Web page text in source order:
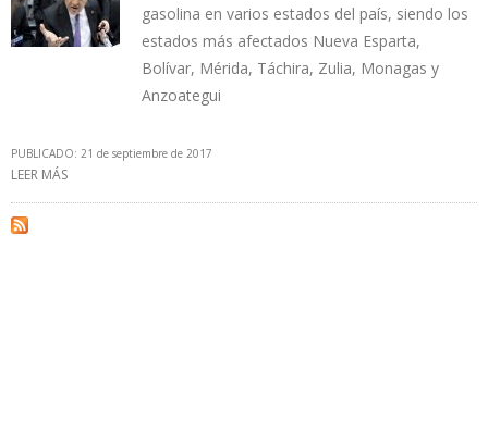
gasolina en varios estados del país, siendo los
estados más afectados Nueva Esparta,
Bolívar, Mérida, Táchira, Zulia, Monagas y
Anzoategui
PUBLICADO: 21 de septiembre de 2017
LEER MÁS